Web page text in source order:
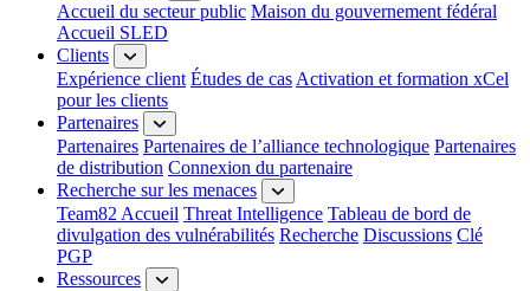
Accueil du secteur public Maison du gouvernement fédéral
Accueil SLED
Clients
Expérience client Études de cas Activation et formation xCel
pour les clients
Partenaires
Partenaires Partenaires de l’alliance technologique Partenaires
de distribution Connexion du partenaire
Recherche sur les menaces
Team82 Accueil Threat Intelligence Tableau de bord de
divulgation des vulnérabilités Recherche Discussions Clé
PGP
Ressources